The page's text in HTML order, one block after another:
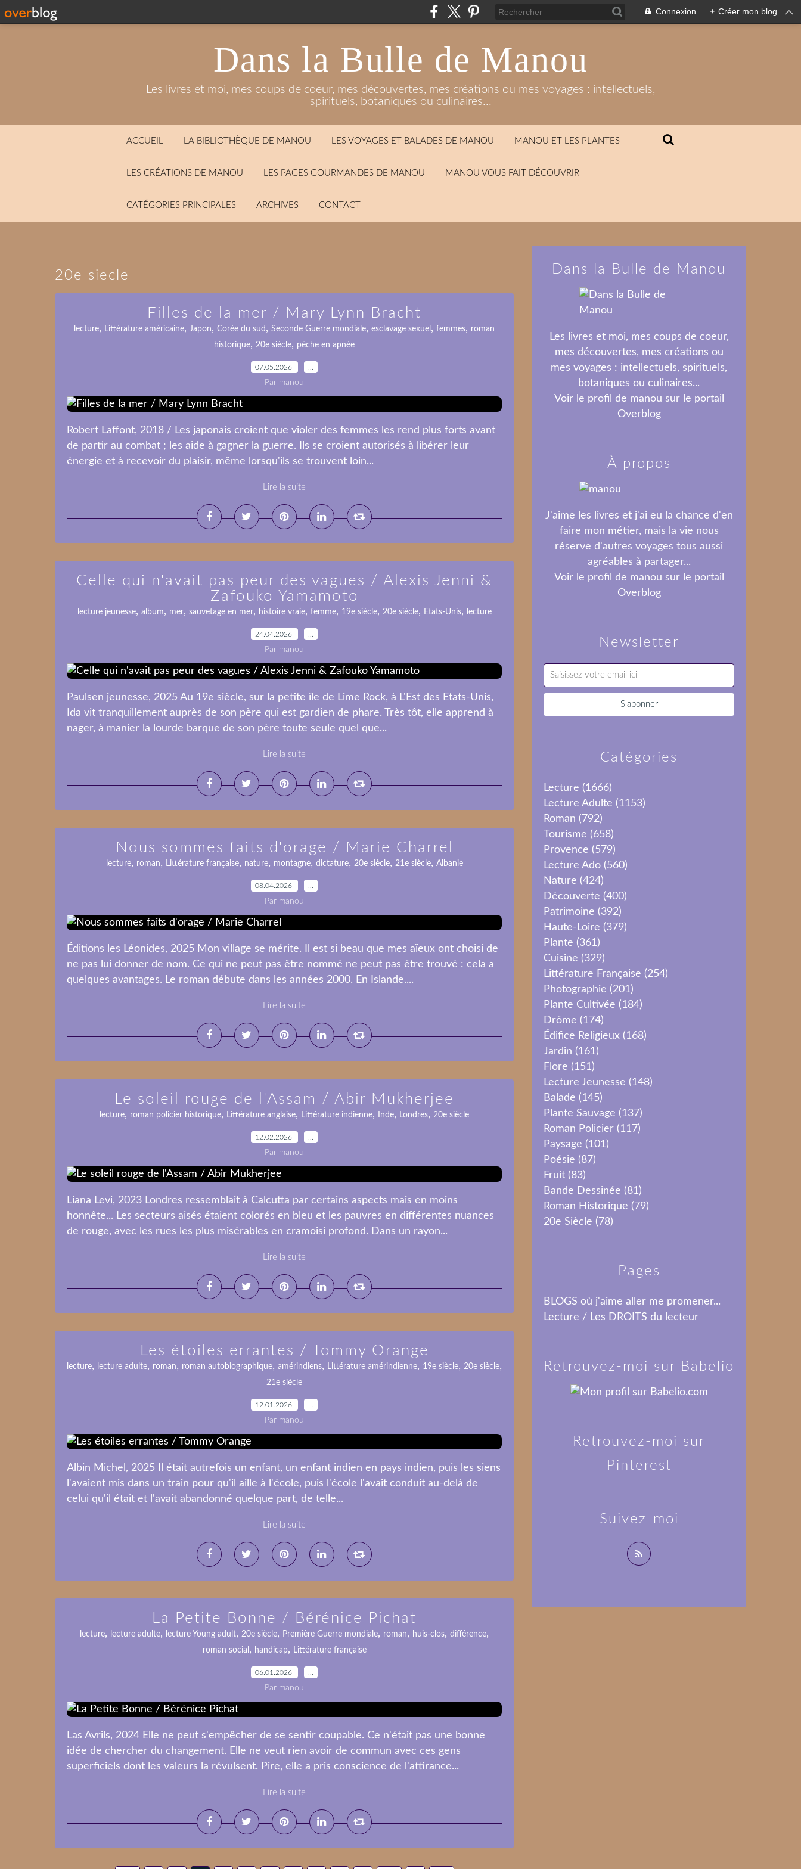
Connexion + Créer mon blog
Dans la Bulle de Manou
Les livres et moi, mes coups de coeur, mes découvertes, mes créations ou mes voyages : intellectuels,
spirituels, botaniques ou culinaires...
ACCUEIL LA BIBLIOTHÈQUE DE MANOU LES VOYAGES ET BALADES DE MANOU MANOU ET LES PLANTES
LES CRÉATIONS DE MANOU LES PAGES GOURMANDES DE MANOU MANOU VOUS FAIT DÉCOUVRIR
CATÉGORIES PRINCIPALES ARCHIVES CONTACT
20e siecle
Filles de la mer / Mary Lynn Bracht
lecture, Littérature américaine, Japon, Corée du sud , Seconde Guerre mondiale, esclavage sexuel , femmes, roman
historique, 20e siècle, pêche en apnée
07.05.2026
Par manou
Robert Laffont, 2018 / Les japonais croient que violer des femmes les rend plus forts avant
de partir au combat ; les aide à gagner la guerre. Ils se croient autorisés à libérer leur
énergie et à recevoir du plaisir, même lorsqu'ils se trouvent loin...
Lire la suite
Celle qui n'avait pas peur des vagues / Alexis Jenni &
Zafouko Yamamoto
lecture jeunesse, album, mer, sauvetage en mer, histoire vraie, femme, 19e siècle, 20e siècle, Etats-Unis, lecture
24.04.2026
Par manou
Paulsen jeunesse, 2025 Au 19e siècle, sur la petite île de Lime Rock, à L'Est des Etats-Unis,
Ida vit tranquillement auprès de son père qui est gardien de phare. Très tôt, elle apprend à
nager, à manier la lourde barque de son père toute seule quel que...
Lire la suite
Nous sommes faits d'orage / Marie Charrel
lecture, roman, Littérature française, nature, montagne, dictature, 20e siècle, 21e siècle, Albanie
08.04.2026
Par manou
Éditions les Léonides, 2025 Mon village se mérite. Il est si beau que mes aïeux ont choisi de
ne pas lui donner de nom. Ce qui ne peut pas être nommé ne peut pas être trouvé : cela a
quelques avantages. Le roman débute dans les années 2000. En Islande....
Lire la suite
Le soleil rouge de l'Assam / Abir Mukherjee
lecture, roman policier historique, Littérature anglaise, Littérature indienne, Inde, Londres, 20e siècle
12.02.2026
Par manou
Liana Levi, 2023 Londres ressemblait à Calcutta par certains aspects mais en moins
honnête... Les secteurs aisés étaient colorés en bleu et les pauvres en différentes nuances
de rouge, avec les rues les plus misérables en cramoisi profond. Dans un rayon...
Lire la suite
Les étoiles errantes / Tommy Orange
lecture, lecture adulte, roman, roman autobiographique, amérindiens, Littérature amérindienne, 19e siècle, 20e siècle,
21e siècle
12.01.2026
Par manou
Albin Michel, 2025 Il était autrefois un enfant, un enfant indien en pays indien, puis les siens
l'avaient mis dans un train pour qu'il aille à l'école, puis l'école l'avait conduit au-delà de
celui qu'il était et l'avait abandonné quelque part, de telle...
Lire la suite
La Petite Bonne / Bérénice Pichat
lecture, lecture adulte, lecture Young adult, 20e siècle, Première Guerre mondiale, roman, huis-clos, différence,
roman social , handicap, Littérature française
06.01.2026
Par manou
Las Avrils, 2024 Elle ne peut s'empêcher de se sentir coupable. Ce n'était pas une bonne
idée de chercher du changement. Elle ne veut rien avoir de commun avec ces gens
superficiels dont les valeurs la révulsent. Pire, elle a pris conscience de l'attirance...
Lire la suite
Newsletter
Catégories
Lecture (1666)
Lecture Adulte (1153)
Roman (792)
Tourisme (658)
Provence (579)
Lecture Ado (560)
Nature (424)
Découverte (400)
Patrimoine (392)
Haute-Loire (379)
Plante (361)
Cuisine (329)
Littérature Française (254)
Photographie (201)
Plante Cultivée (184)
Drôme (174)
Édifice Religieux (168)
Jardin (161)
Flore (151)
Lecture Jeunesse (148)
Balade (145)
Plante Sauvage (137)
Roman Policier (117)
Paysage (101)
Poésie (87)
Fruit (83)
Bande Dessinée (81)
Roman Historique (79)
20e Siècle (78)
Pages
BLOGS où j'aime aller me promener...
Lecture / Les DROITS du lecteur
Dans la Bulle de Manou
Les livres et moi, mes coups de coeur,
mes découvertes, mes créations ou
mes voyages : intellectuels, spirituels,
botaniques ou culinaires...
Voir le profil de manou sur le portail
Overblog
Suivez-moi
À propos
J'aime les livres et j'ai eu la chance d'en
faire mon métier, mais la vie nous
réserve d'autres voyages tous aussi
agréables à partager...
Voir le profil de manou sur le portail
Overblog
Retrouvez-moi sur Babelio
Retrouvez-moi sur
Pinterest